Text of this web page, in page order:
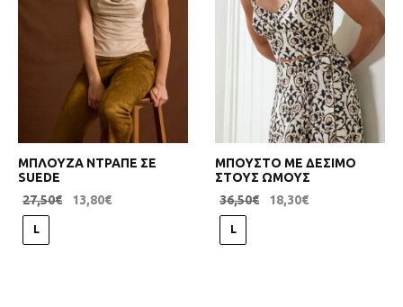
ΜΠΛΟΥΖΑ ΝΤΡΑΠΕ ΣΕ
SUEDE
27,50€ 13,80€
L
ΜΠΟΥΣΤΟ ΜΕ ΔΕΣΙΜΟ
ΣΤΟΥΣ ΩΜΟΥΣ
36,50€ 18,30€
L